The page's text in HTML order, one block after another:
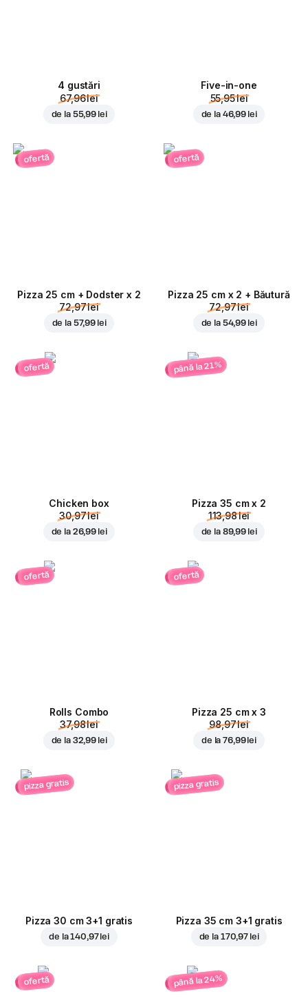
4 gustări
67,96 lei
de la 55,99 lei
Five-in-one
55,95 lei
de la 46,99 lei
ofertă
Pizza 25 cm + Dodster x 2
72,97 lei
de la 57,99 lei
ofertă
Pizza 25 cm x 2 + Băutură
72,97 lei
de la 54,99 lei
ofertă
Chicken box
30,97 lei
de la 26,99 lei
până la 21%
Pizza 35 cm x 2
113,98 lei
de la 89,99 lei
ofertă
Rolls Combo
37,98 lei
de la 32,99 lei
ofertă
Pizza 25 cm x 3
98,97 lei
de la76,99 lei
pizza gratis
Pizza 30 cm 3+1 gratis
de la140,97 lei
pizza gratis
Pizza 35 cm 3+1 gratis
de la 170,97 lei
ofertă până la 24%